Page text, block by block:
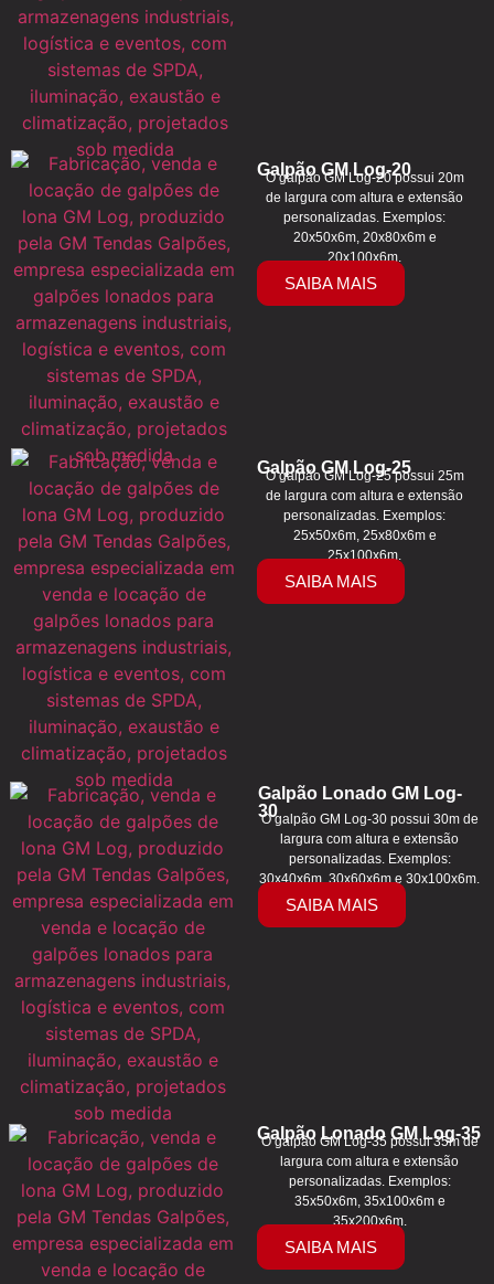
Galpão GM Log-20
O galpão GM Log-20 possui 20m
de largura com altura e extensão
personalizadas. Exemplos:
20x50x6m, 20x80x6m e
20x100x6m.
SAIBA MAIS
Galpão GM Log-25
O galpão GM Log-25 possui 25m
de largura com altura e extensão
personalizadas. Exemplos:
25x50x6m, 25x80x6m e
25x100x6m.
SAIBA MAIS
Galpão Lonado GM Log-
30
O galpão GM Log-30 possui 30m de
largura com altura e extensão
personalizadas. Exemplos:
30x40x6m, 30x60x6m e 30x100x6m.
SAIBA MAIS
Galpão Lonado GM Log-35
O galpão GM Log-35 possui 35m de
largura com altura e extensão
personalizadas. Exemplos:
35x50x6m, 35x100x6m e
35x200x6m.
SAIBA MAIS